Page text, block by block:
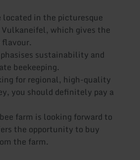
located in the picturesque
which gives the
sustainability and
beekeeping.
for regional, high-quality
you should definitely pay a
farm is looking forward to
the opportunity to buy
the farm.